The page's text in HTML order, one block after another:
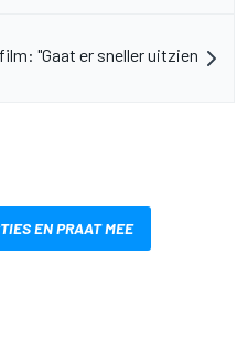
"Gaat er sneller uitzien
EN PRAAT MEE